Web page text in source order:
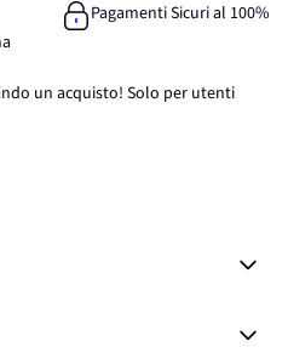
Pagamenti Sicuri al 100%
un acquisto! Solo per utenti